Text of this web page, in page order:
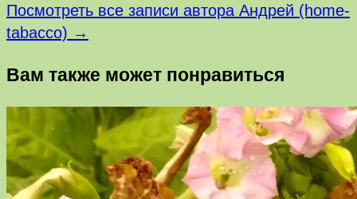
Посмотреть все записи автора Андрей (home-
tabacco) →
Вам также может понравиться